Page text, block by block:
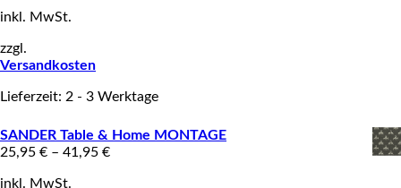
inkl. MwSt.
zzgl.
Versandkosten
Lieferzeit: 2 - 3 Werktage
SANDER Table & Home MONTAGE
25,95 € – 41,95 €
inkl. MwSt.